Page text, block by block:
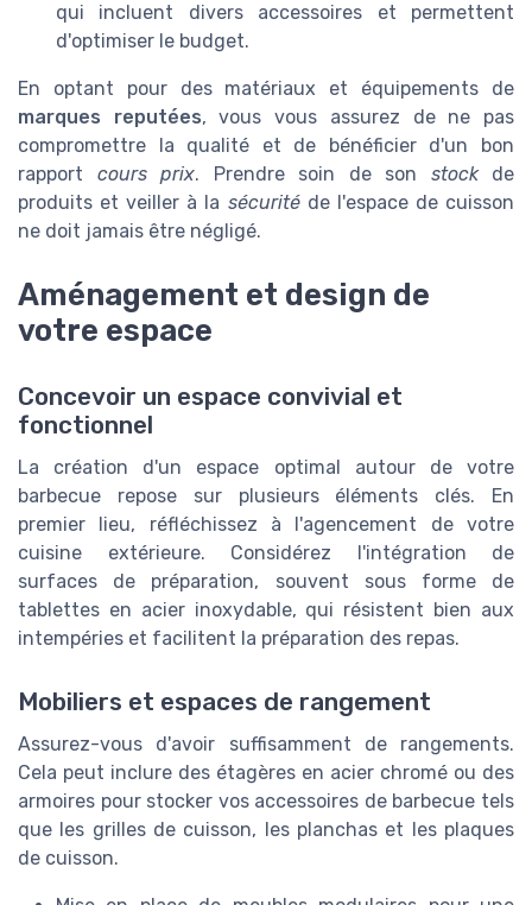
qui incluent divers accessoires et permettent
d'optimiser le budget.
En optant pour des matériaux et équipements de
marques reputées, vous vous assurez de ne pas
compromettre la qualité et de bénéficier d'un bon
rapport cours prix. Prendre soin de son stockde
produits et veiller à la sécuritéde l'espace de cuisson
ne doit jamais être négligé.
Aménagement et design de
votre espace
Concevoir un espace convivial et
fonctionnel
La création d'un espace optimal autour de votre
barbecue repose sur plusieurs éléments clés. En
premier lieu, réfléchissez à l'agencement de votre
cuisine extérieure. Considérez l'intégration de
surfaces de préparation, souvent sous forme de
tablettes en acier inoxydable, qui résistent bien aux
intempéries et facilitent la préparation des repas.
Mobiliers et espaces de rangement
Assurez-vous d'avoir suffisamment de rangements.
Cela peut inclure des étagères en acier chromé ou des
armoires pour stocker vos accessoires de barbecue tels
que les grilles de cuisson, les planchas et les plaques
de cuisson.